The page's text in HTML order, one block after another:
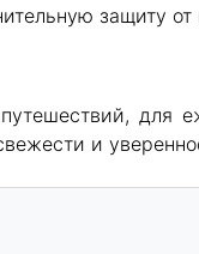
защиту
для
и